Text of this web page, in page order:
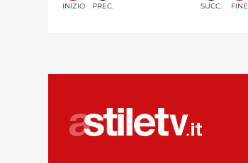
INIZIO PREC. SUCC. FINE